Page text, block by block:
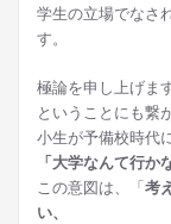
学生の立場でなさ
す。
極論を申し上げま
ということにも繋
小生が予備校時代
「大学なんて行か
この意図は、「考
い、